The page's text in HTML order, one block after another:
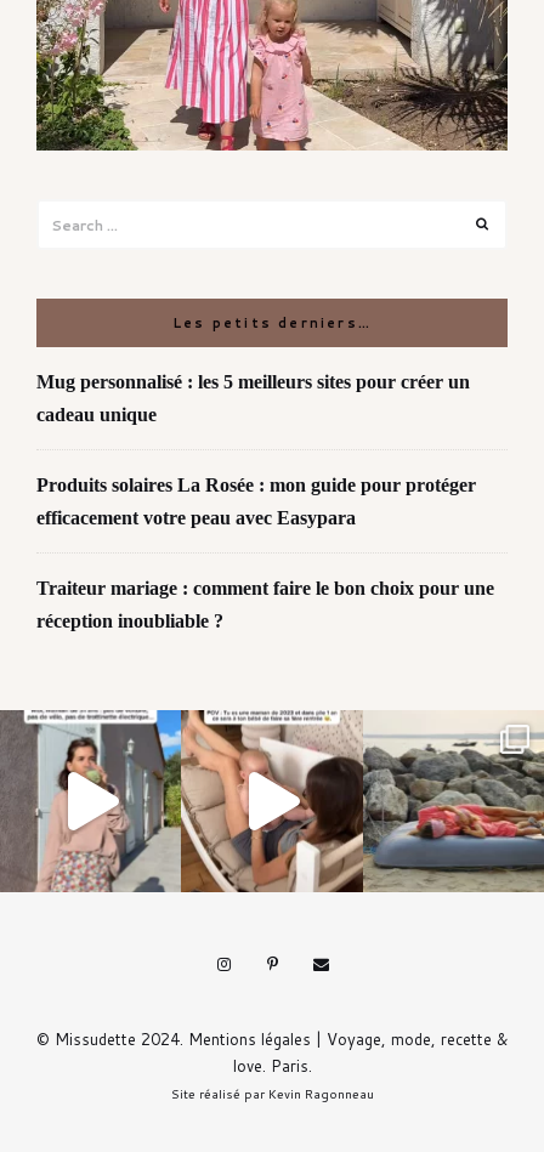
Les petits derniers…
Mug personnalisé : les 5 meilleurs sites pour créer un
cadeau unique
Produits solaires La Rosée : mon guide pour protéger
efficacement votre peau avec Easypara
Traiteur mariage : comment faire le bon choix pour une
réception inoubliable ?
© Missudette 2024. Mentions légales | Voyage, mode, recette &
love. Paris.
Site réalisé par Kevin Ragonneau